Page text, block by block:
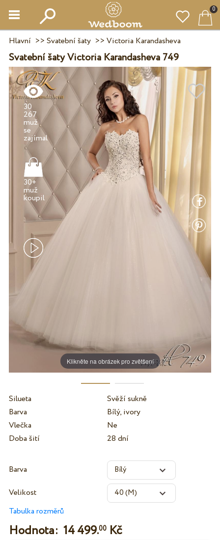
0
Hlavní >> Svatební šaty>> Victoria Karandasheva
Svatební šaty Victoria Karandasheva 749
Klikněte na obrázek pro zvětšení
30
267
muž
se
zajímal
30+
muž
Silueta
Svěží sukně
Barva
Bílý, ivory
Vlečka
Ne
Doba šití
28 dní
Barva
Velikost
Tabulka rozměrů
Hodnota: 14 499.00Kč